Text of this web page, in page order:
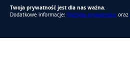
Twoja prywatność jest dla nas ważna.
Dodatkowe informacje: Polityka prywatności oraz